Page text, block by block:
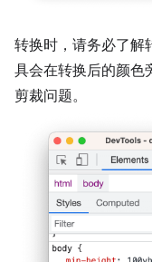
转换时，请务必了解
具会在转换后的颜色
剪裁问题。